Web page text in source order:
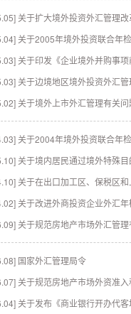
关于扩大境外投资外汇管理
关于2005年境外投资联合年
关于印发《企业境外并购事
关于边境地区境外投资外汇
关于境外上市外汇管理有关
关于2004年境外投资联合年
关于境内居民通过境外特殊
关于在出口加工区、保税区
关于改进外商投资企业外汇
关于规范房地产市场外汇管
国家外汇管理局令
关于规范房地产市场外资准
关于发布《商业银行开办代